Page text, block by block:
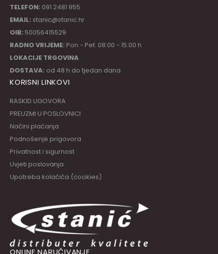
TELEFON: 091 2481 955
EMAIL: stanic@stanic.hr
OIB: 50056415529
RADNO VRIJEME: Pon - Pet: 08:00 - 15:00 h
LOKACIJE TRGOVINA
DOSTAVA: od 48 h do tjedan dana
KORISNI LINKOVI
RASKID UGOVORA
PREUZMI U POSLOVNICI
Načini plaćanja
Podnošenje prigovora
Privatnost i sigurnost
Uvjeti poslovanja
Upotreba kolačića (cookies)
ONLINE NARUČIVANJE